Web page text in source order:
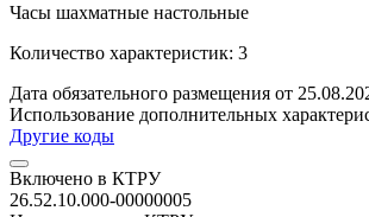
Часы шахматные настольные
Количество характеристик: 3
Дата обязательного размещения от
Использование дополнительных
Другие коды
Включено в КТРУ
26.52.10.000-00000005